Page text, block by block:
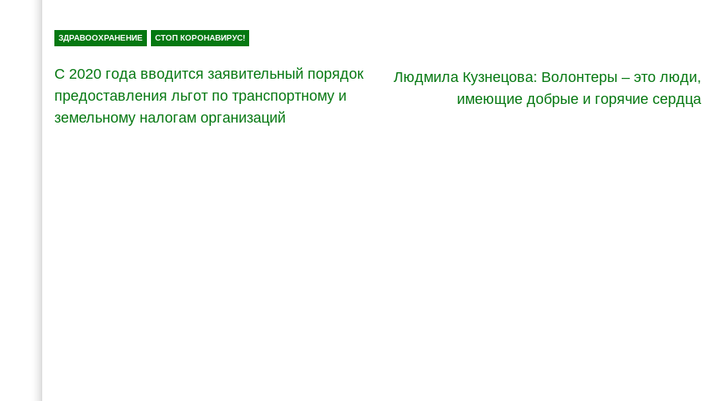
ЗДРАВООХРАНЕНИЕ СТОП КОРОНАВИРУС!
С 2020 года вводится заявительный порядок
предоставления льгот по транспортному и
земельному налогам организаций
Людмила Кузнецова: Волонтеры – это люди,
имеющие добрые и горячие сердца